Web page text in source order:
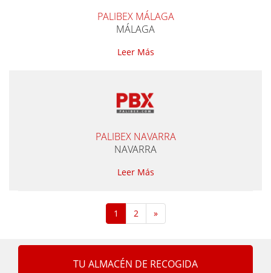
PALIBEX MÁLAGA
MÁLAGA
Leer Más
PALIBEX NAVARRA
NAVARRA
Leer Más
1 2 »
TU ALMACÉN DE RECOGIDA